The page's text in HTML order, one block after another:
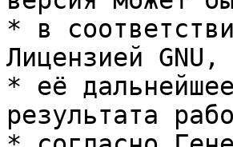
* в
Лицензией
* её
результата